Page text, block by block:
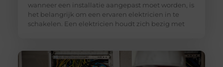
wanneer een installatie aangepast moet worden, is
het belangrijk om een ervaren elektricien in te
schakelen. Een elektricien houdt zich bezig met